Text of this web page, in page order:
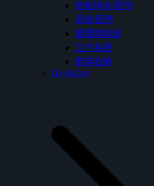
地板排水/配件
吊扇/配件
循環換氣扇
立方系統
廚房收納
Day&Day